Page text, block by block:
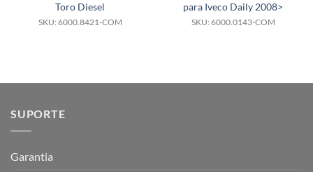
Toro Diesel
SKU: 6000.8421-COM
para Iveco Daily 2008>
SKU: 6000.0143-COM
SUPORTE
Garantia